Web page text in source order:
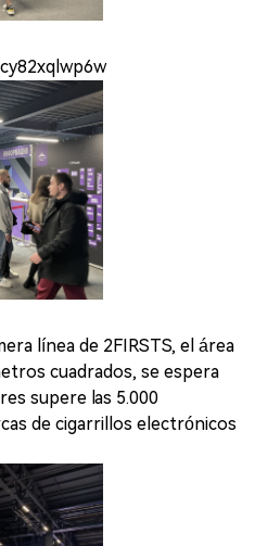
línea de 2FIRSTS, el área
cuadrados, se espera
supere las 5.000
de cigarrillos electrónicos